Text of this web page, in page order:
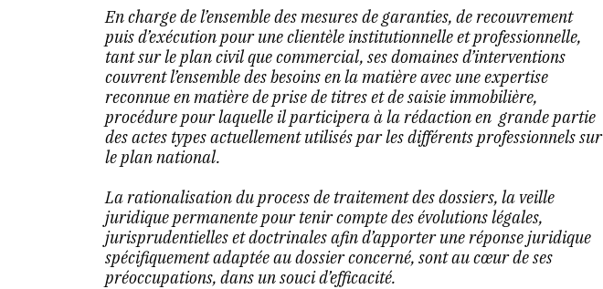
En charge de l’ensemble des mesures de garanties, de recouvrement
puis d’exécution pour une clientèle institutionnelle et professionnelle,
tant sur le plan civil que commercial, ses domaines d’interventions
couvrent l’ensemble des besoins en la matière avec une expertise
reconnue en matière de prise de titres et de saisie immobilière,
procédure pour laquelle il participera à la rédaction en grande partie
des actes types actuellement utilisés par les différents professionnels sur
le plan national.
La rationalisation du process de traitement des dossiers, la veille
juridique permanente pour tenir compte des évolutions légales,
jurisprudentielles et doctrinales afin d’apporter une réponse juridique
spécifiquement adaptée au dossier concerné, sont au cœur de ses
préoccupations, dans un souci d’efficacité.